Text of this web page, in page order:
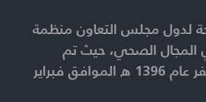
لدول مجلس التعاون منظمة
المجال الصحي، حيث تم
تأسيسه في صفر عام 1396 ه الموافق فبراير